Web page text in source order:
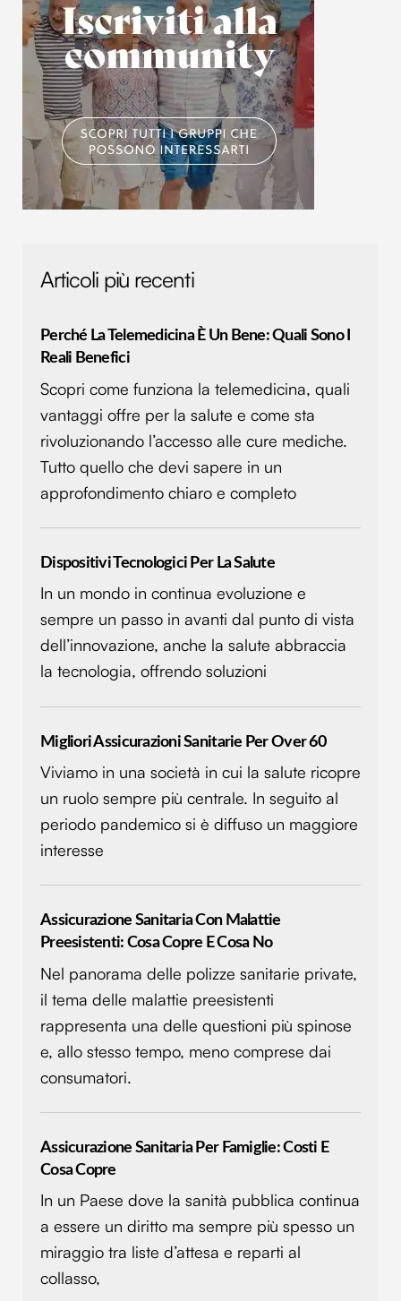
Articoli più recenti
Perché La Telemedicina È Un Bene: Quali Sono I
Reali Benefici
Scopri come funziona la telemedicina, quali
vantaggi offre per la salute e come sta
rivoluzionando l’accesso alle cure mediche.
Tutto quello che devi sapere in un
approfondimento chiaro e completo
Dispositivi Tecnologici Per La Salute
In un mondo in continua evoluzione e
sempre un passo in avanti dal punto di vista
dell’innovazione, anche la salute abbraccia
la tecnologia, offrendo soluzioni
Migliori Assicurazioni Sanitarie Per Over 60
Viviamo in una società in cui la salute ricopre
un ruolo sempre più centrale. In seguito al
periodo pandemico si è diffuso un maggiore
interesse
Assicurazione Sanitaria Con Malattie
Preesistenti: Cosa Copre E Cosa No
Nel panorama delle polizze sanitarie private,
il tema delle malattie preesistenti
rappresenta una delle questioni più spinose
e, allo stesso tempo, meno comprese dai
consumatori.
Assicurazione Sanitaria Per Famiglie: Costi E
Cosa Copre
In un Paese dove la sanità pubblica continua
a essere un diritto ma sempre più spesso un
miraggio tra liste d’attesa e reparti al
collasso,